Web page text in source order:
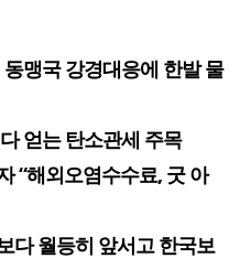
맹국 강경대응에 한발 물
얻는 탄소관세 주목
“해외오염수수료, 굿 아
다 월등히 앞서고 한국보